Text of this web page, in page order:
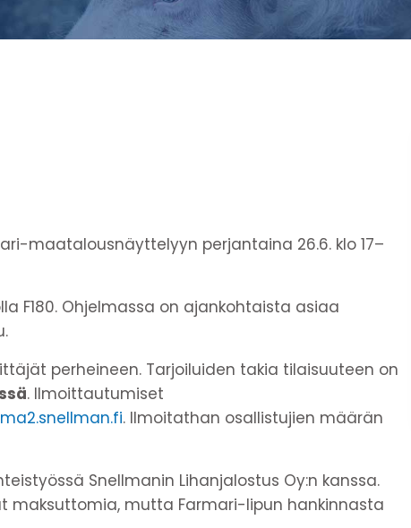
maatalousnäyttelyyn perjantaina 26.6. klo 17–
F180. Ohjelmassa on ajankohtaista asiaa
perheineen. Tarjoiluiden takia tilaisuuteen on
. Ilmoittautumiset
. Ilmoitathan osallistujien määrän
Snellmanin Lihanjalostus Oy:n kanssa.
maksuttomia, mutta Farmari-lipun hankinnasta